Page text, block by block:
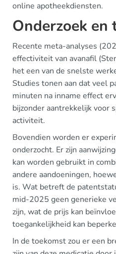
online apotheekdiensten.
Onderzoek en
Recente meta-analyses
effectiviteit van avanafil
het een van de snelste
Studies tonen aan dat veel
minuten na inname effect
bijzonder aantrekkelijk voor
activiteit.
Bovendien worden er
onderzocht. Er zijn
kan worden gebruikt in
andere aandoeningen,
is. Wat betreft de
mid-2025 geen generieke
zijn, wat de prijs kan
toegankelijkheid kan
In de toekomst zou er een